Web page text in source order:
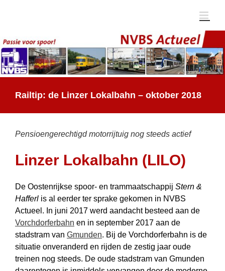
Railtip: de Linzer Lokalbahn – oktober 2018
Pensioengerechtigd motorrijtuig nog steeds actief
Linzer Lokalbahn (LILO)
De Oostenrijkse spoor- en trammaatschappij Stern &
Hafferl is al eerder ter sprake gekomen in NVBS
Actueel. In juni 2017 werd aandacht besteed aan de
Vorchdorferbahn en in september 2017 aan de
stadstram van Gmunden. Bij de Vorchdorferbahn is de
situatie onveranderd en rijden de zestig jaar oude
treinen nog steeds. De oude stadstram van Gmunden